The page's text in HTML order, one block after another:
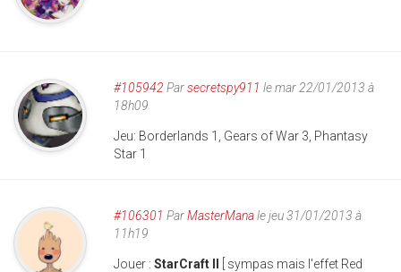
#105942 Parsecretspy911 le mar 22/01/2013 à
18h09
Jeu: Borderlands 1, Gears of War 3, Phantasy
Star 1
#106301 ParMasterManale jeu 31/01/2013 à
11h19
Jouer : StarCraft II [ sympas mais l'effet Red